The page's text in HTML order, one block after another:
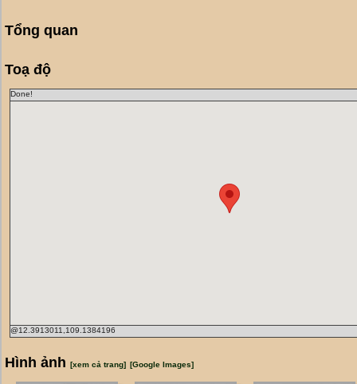
Tổng quan
Toạ độ
Done!
@12.3913011,109.1384196
Hình ảnh [xem cả trang] [Google Images]